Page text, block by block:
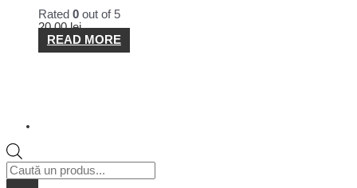
Rated 0 out of 5
20,00lei
READ MORE
Products
search